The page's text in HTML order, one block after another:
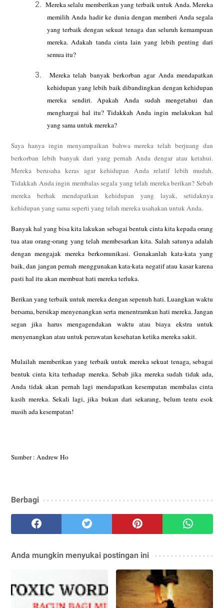
2. Mereka selalu memberikan yang terbaik untuk Anda. Mereka
memilih Andahadir ke dunia dengan memberi Anda segala
yang terbaik dengan sekuat tenaga dan seluruh kemampuan
mereka. Adakah tanda cinta lain yang lebih penting dari
semua itu?
3.
Mereka telah banyak berkorban agar Anda mendapatkan
kehidupan yang lebih baik dibandingkan dengan kehidupan
mereka sendiri. Apakah Anda sudah mengetahui dan
menghargai hal itu? Tidakkah Anda ingin melakukan hal
yangsama untuk mereka?
Saya hanya ingin menyampaikan bahwa mereka telah berjuang dan
berkorban lebih banyak dari yang pernah Anda dengar atau ketahui.
Mereka berusaha keras agar kehidupan Anda relatif lebih mudah.
Tidakkah Anda ingin membalassegala yang telah mereka berikan? Sebab
mereka berhak mendapatkan kehidupan
yang layak, setidaknya
kehidupan yang sama seperti yang telah merekausahakan untuk Anda.
Banyak hal yang bisa kita lakukan sebagai bentuk cinta kita kepada orang
tua atau orang-orang yang telah membesarkan kita. Salah satunya adalah
dengan mengajak mereka berkomunikasi. Gunakanlah kata-kata yang
baik, dan janganpernah menggunakan kata-kata negatif atau kasar karena
pasti hal itu akanmembuat hati mereka terluka.
Berikan yang terbaik untuk mereka dengan sepenuh hati. Luangkan waktu
bersama, bersikap menyenangkan serta menentramkan hati mereka. Jangan
segan jika harus mengagendakan waktu atau biaya ekstra untuk
menyenangkan atau untuk perawatan kesehatan ketika mereka sakit.
Mulailah memberikan yang terbaik untuk mereka sekuat tenaga, sebagai
bentuk cinta kita terhadap mereka. Sebab jika mereka sudah tidak ada,
Anda tidak akan pernah lagi mendapatkan kesempatan membalas cinta
kasih mereka. Sekali lagi, jika bukan dari sekarang, belum tentu esok
masih ada kesempatan!
Sumber : Andrew Ho
Berbagi
Anda mungkin menyukai postingan ini